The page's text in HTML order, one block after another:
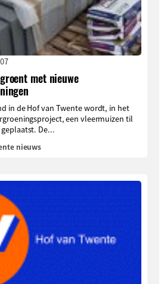
met nieuwe
in de Hof van Twente wordt, in het
een vleermuizen til
De...
nieuws